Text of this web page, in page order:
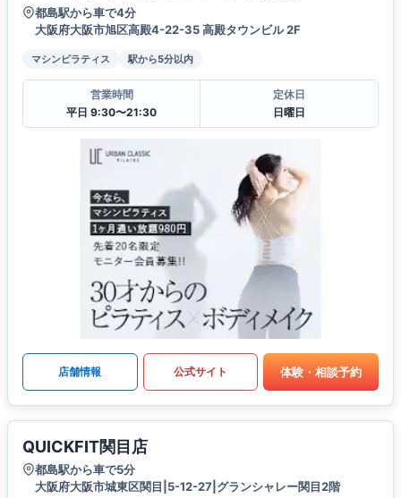
都島駅から車で4分
大阪府大阪市旭区高殿4-22-35 高殿タウンビル 2F
マシンピラティス 駅から5分以内
営業時間
平日 9:30〜21:30
定休日
日曜日
店舗情報 公式サイト 体験・相談予約
QUICKFIT関目店
都島駅から車で5分
大阪府大阪市城東区関目|5-12-27|グランシャレー関目2階